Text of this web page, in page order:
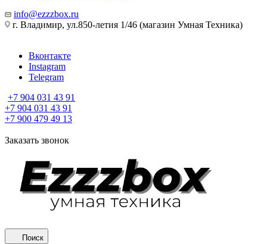
info@ezzzbox.ru
г. Владимир, ул.850-летия 1/46 (магазин Умная Техника)
Вконтакте
Instagram
Telegram
+7 904 031 43 91
+7 904 031 43 91
+7 900 479 49 13
Заказать звонок
Поиск